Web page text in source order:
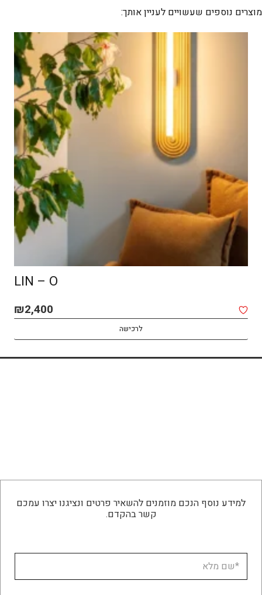
Big
מוצרים נוספים שעשויים לעניין אותך:
LIN – O
₪2,400
לרכישה
למידע נוסף הנכם מוזמנים להשאיר פרטים ונציגנו יצרו עמכם
קשר בהקדם.